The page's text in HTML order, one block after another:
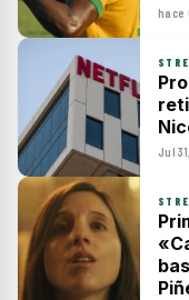
hace
Jul